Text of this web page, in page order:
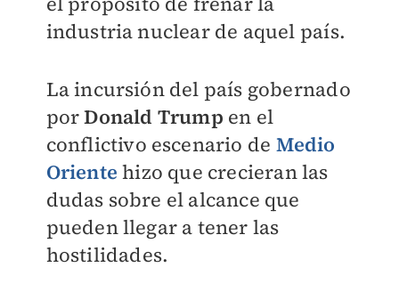
industria nuclear de aquel país.
La incursión del país gobernado
porDonald Trump en el
conflictivo escenario de Medio
Oriente hizo que crecieran las
dudas sobre el alcance que
pueden llegar a tener las
hostilidades.